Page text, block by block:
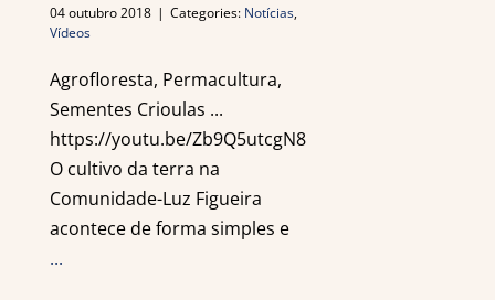
04 outubro 2018 | Categories: Notícias,
Vídeos
Agrofloresta, Permacultura,
Sementes Crioulas ...
https://youtu.be/Zb9Q5utcgN8
O cultivo da terra na
Comunidade-Luz Figueira
acontece de forma simples e
...